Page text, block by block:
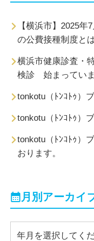
【横浜市】2025
の公費接種制度と
横浜市健康診査・
検診 始まってい
tonkotu（ﾄﾝｺﾄｩ）
tonkotu（ﾄﾝｺﾄｩ）
tonkotu（ﾄﾝｺﾄｩ）
おります。
月別アーカイ
年月を選択してく